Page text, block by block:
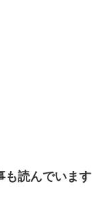
も読んでいます